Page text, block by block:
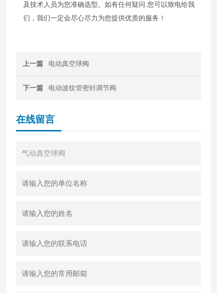
及技术人员为您准确选型。如有任何疑问.您可以致电给我
们，我们一定会尽心尽力为您提供优质的服务！
上一篇 电动真空球阀
下一篇 电动波纹管密封调节阀
在线留言